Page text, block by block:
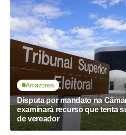
Amazonas
Disputa por mandato na
examinará recurso que tenta
de vereador